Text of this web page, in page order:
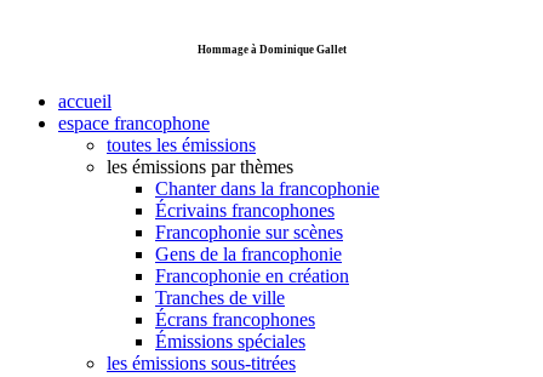
Hommage à Dominique Gallet
accueil
espace francophone
toutes les émissions
les émissions par thèmes
Chanter dans la francophonie
Écrivains francophones
Francophonie sur scènes
Gens de la francophonie
Francophonie en création
Tranches de ville
Écrans francophones
Émissions spéciales
les émissions sous-titrées